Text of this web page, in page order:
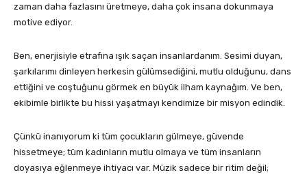
zaman daha fazlasını üretmeye, daha çok insana dokunmaya
motive ediyor.
Ben, enerjisiyle etrafına ışık saçan insanlardanım. Sesimi duyan,
şarkılarımı dinleyen herkesin gülümsediğini, mutlu olduğunu, dans
ettiğini ve coştuğunu görmek en büyük ilham kaynağım. Ve ben,
ekibimle birlikte bu hissi yaşatmayı kendimize bir misyon edindik.
Çünkü inanıyorum ki tüm çocukların gülmeye, güvende
hissetmeye; tüm kadınların mutlu olmaya ve tüm insanların
doyasıya eğlenmeye ihtiyacı var. Müzik sadece bir ritim değil;